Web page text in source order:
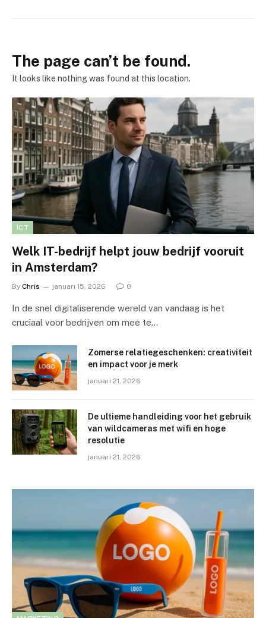
The page can’t be found.
It looks like nothing was found at this location.
ICT
Welk IT-bedrijf helpt jouw bedrijf vooruit
in Amsterdam?
By Chris januari 15, 2026 0
In de snel digitaliserende wereld van vandaag is het
cruciaal voor bedrijven om mee te…
Zomerse relatiegeschenken: creativiteit
en impact voor je merk
januari 21, 2026
De ultieme handleiding voor het gebruik
van wildcameras met wifi en hoge
resolutie
januari 21, 2026